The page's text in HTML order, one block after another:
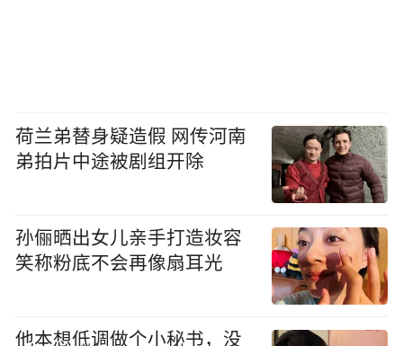
荷兰弟替身疑造假 网传河南
弟拍片中途被剧组开除
孙俪晒出女儿亲手打造妆容
笑称粉底不会再像扇耳光
他本想低调做个小秘书，没